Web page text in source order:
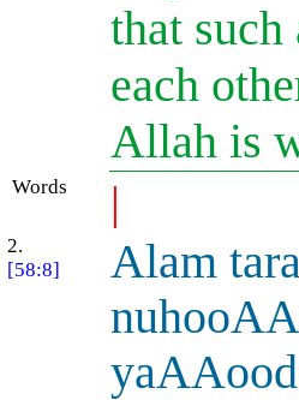
that such
each
Allah is
Words |
2.
[58:8]
Alam